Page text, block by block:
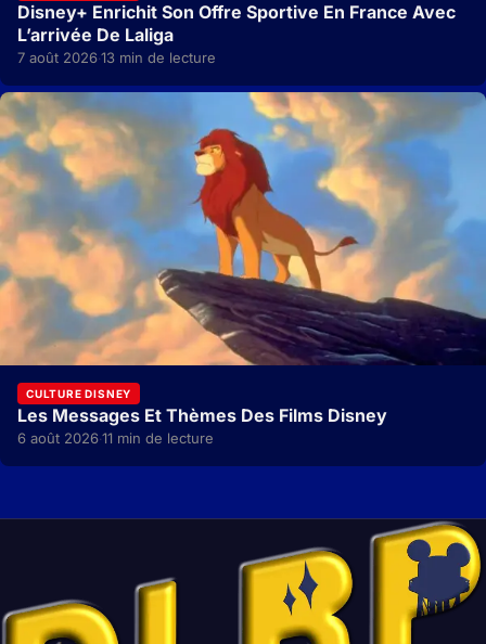
Disney+ Enrichit Son Offre Sportive En France Avec
L’arrivée De Laliga
7 août 2026·13 min de lecture
CULTURE DISNEY
Les Messages Et Thèmes Des Films Disney
6 août 2026·11 min de lecture